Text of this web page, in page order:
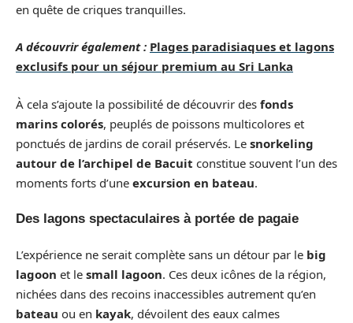
en quête de criques tranquilles.
A découvrir également : Plages paradisiaques et lagons
exclusifs pour un séjour premium au Sri Lanka
À cela s’ajoute la possibilité de découvrir des fonds
marins colorés, peuplés de poissons multicolores et
ponctués de jardins de corail préservés. Le snorkeling
autour de l’archipel de Bacuit constitue souvent l’un des
moments forts d’une excursion en bateau.
Des lagons spectaculaires à portée de pagaie
L’expérience ne serait complète sans un détour par le big
lagoon et le small lagoon. Ces deux icônes de la région,
nichées dans des recoins inaccessibles autrement qu’en
bateau ou en kayak, dévoilent des eaux calmes